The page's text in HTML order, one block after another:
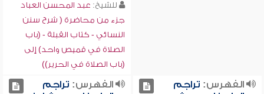
للشيخ: عبد المحسن العباد
جزء من محاضرة ( شرح سنن
النسائي - كتاب القبلة - (باب
الصلاة في قميص واحد) إلى
(باب الصلاة في الحرير))
الفهرس: تراجم
الفهرس: تراجم